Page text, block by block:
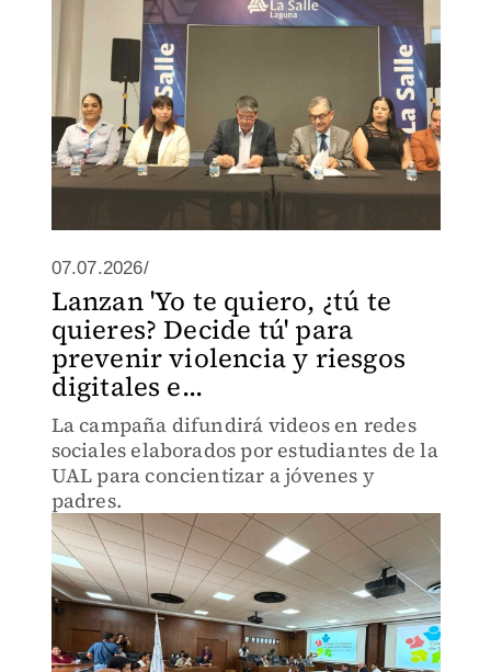
07.07.2026/
Lanzan 'Yo te quiero, ¿tú te
quieres? Decide tú' para
prevenir violencia y riesgos
digitales e...
La campaña difundirá videos en redes
sociales elaborados por estudiantes de la
UAL para concientizar a jóvenes y
padres.